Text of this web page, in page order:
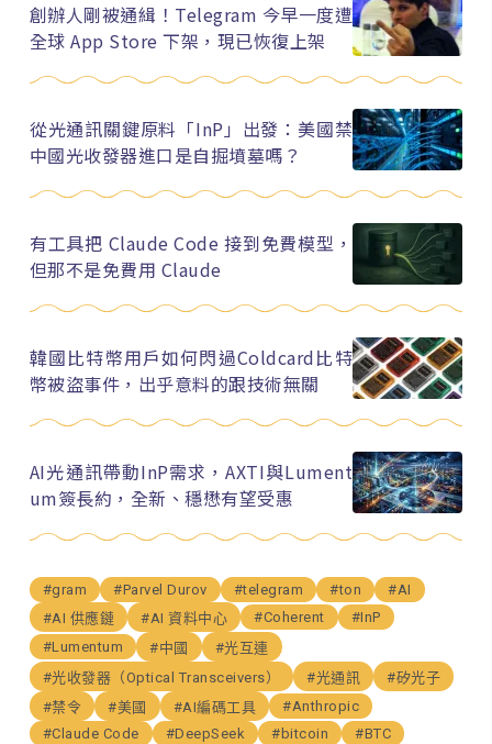
創辦人剛被通緝！Telegram 今早一度遭
全球 App Store 下架，現已恢復上架
從光通訊關鍵原料「InP」出發：美國禁
中國光收發器進口是自掘墳墓嗎？
有工具把 Claude Code 接到免費模型，
但那不是免費用 Claude
韓國比特幣用戶如何閃過Coldcard比特
幣被盜事件，出乎意料的跟技術無關
AI光通訊帶動InP需求，AXTI與Lument
um簽長約，全新、穩懋有望受惠
#gram #Parvel Durov #telegram #ton
#AI
#AI 供應鏈
#AI 資料中心 #Coherent
#InP
#Lumentum
#中國
#光互連
#光收發器（Optical Transceivers）
#光通訊
#矽光子
#禁令
#美國 #AI編碼工具
#Anthropic
#Claude Code
#DeepSeek #bitcoin
#BTC